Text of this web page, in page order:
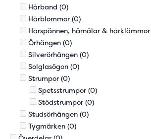
Hårband (0)
Hårblommor (0)
Hårspännen, hårnålar & hårklämmor
Örhängen (0)
Silverörhängen (0)
Solglasögon (0)
Strumpor (0)
Spetsstrumpor (0)
Stödstrumpor (0)
Studsörhängen (0)
Tygmärken (0)